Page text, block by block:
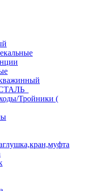
Тройники (